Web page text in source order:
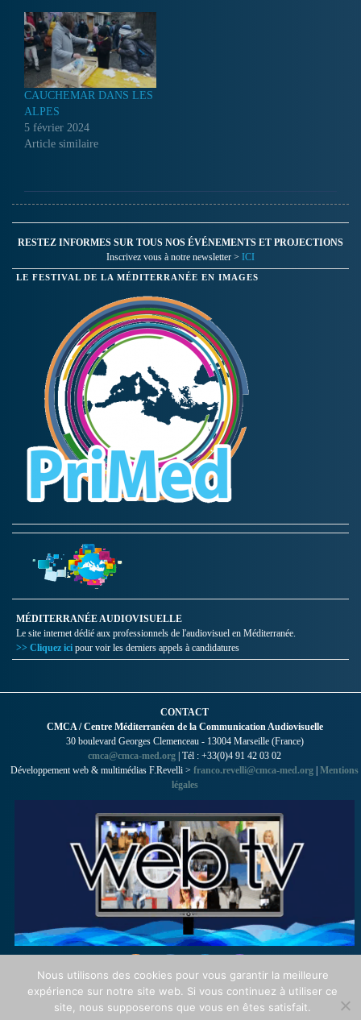
CAUCHEMAR DANS LES
ALPES
5 février 2024
Article similaire
RESTEZ INFORMES SUR TOUS NOS ÉVÉNEMENTS ET PROJECTIONS
Inscrivez vous à notre newsletter > ICI
LE FESTIVAL DE LA MÉDITERRANÉE EN IMAGES
MÉDITERRANÉE AUDIOVISUELLE
Le site internet dédié aux professionnels de l'audiovisuel en Méditerranée.
>> Cliquez ici pour voir les derniers appels à candidatures
CONTACT
CMCA / Centre Méditerranéen de la Communication Audiovisuelle
30 boulevard Georges Clemenceau - 13004 Marseille (France)
cmca@cmca-med.org | Tél : +33(0)4 91 42 03 02
Développement web & multimédias F.Revelli > franco.revelli@cmca-med.org | Mentions
légales
Nous utilisons des cookies pour vous garantir la meilleure
expérience sur notre site web. Si vous continuez à utiliser ce
site, nous supposerons que vous en êtes satisfait.